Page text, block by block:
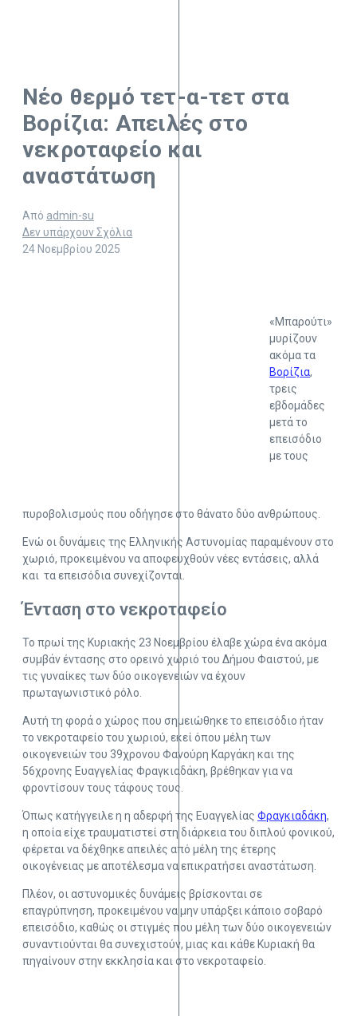
Νέο θερμό τετ-α-τετ στα
Βορίζια: Απειλές στο
νεκροταφείο και
αναστάτωση
Από admin-su
Δεν υπάρχουν Σχόλια
24 Νοεμβρίου 2025
«Μπαρούτι»
μυρίζουν
ακόμα τα
Βορίζια,
τρεις
εβδομάδες
μετά το
επεισόδιο
με τους
πυροβολισμούς που οδήγησε στο θάνατο δύο ανθρώπους.
Ενώ οι δυνάμεις της Ελληνικής Αστυνομίας παραμένουν στο
χωριό, προκειμένου να αποφευχθούν νέες εντάσεις, αλλά
και τα επεισόδια συνεχίζονται.
Ένταση στο νεκροταφείο
Το πρωί της Κυριακής 23 Νοεμβρίου έλαβε χώρα ένα ακόμα
συμβάν έντασης στο ορεινό χωριό του Δήμου Φαιστού, με
τις γυναίκες των δύο οικογενειών να έχουν
πρωταγωνιστικό ρόλο.
Αυτή τη φορά ο χώρος που σημειώθηκε το επεισόδιο ήταν
το νεκροταφείο του χωριού, εκεί όπου μέλη των
οικογενειών του 39χρονου Φανούρη Καργάκη και της
56χρονης Ευαγγελίας Φραγκιαδάκη, βρέθηκαν για να
φροντίσουν τους τάφους τους.
Όπως κατήγγειλε η η αδερφή της Ευαγγελίας Φραγκιαδάκη,
η οποία είχε τραυματιστεί στη διάρκεια του διπλού φονικού,
φέρεται να δέχθηκε απειλές από μέλη της έτερης
οικογένειας με αποτέλεσμα να επικρατήσει αναστάτωση.
Πλέον, οι αστυνομικές δυνάμεις βρίσκονται σε
επαγρύπνηση, προκειμένου να μην υπάρξει κάποιο σοβαρό
επεισόδιο, καθώς οι στιγμές που μέλη των δύο οικογενειών
συναντιούνται θα συνεχιστούν, μιας και κάθε Κυριακή θα
πηγαίνουν στην εκκλησία και στο νεκροταφείο.